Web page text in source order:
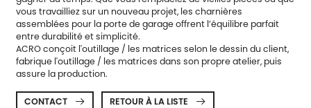
vous travailliez sur un nouveau projet, les charnières
assemblées pour la porte de garage offrent l’équilibre parfait
entre durabilité et simplicité.
ACRO conçoit l'outillage / les matrices selon le dessin du client,
fabrique l'outillage / les matrices dans son propre atelier, puis
assure la production.
CONTACT  RETOUR À LA LISTE 